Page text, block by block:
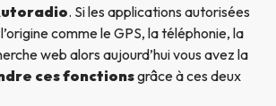
. Si les applications autorisées
comme le GPS, la téléphonie, la
web alors aujourd’hui vous avez la
ces fonctionsgrâce à ces deux